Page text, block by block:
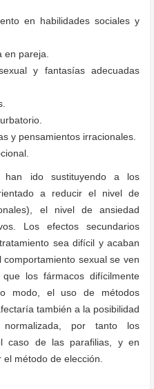
en habilidades sociales y
en pareja.
y fantasías adecuadas
y pensamientos irracionales.
han ido sustituyendo a los
a reducir el nivel de
el nivel de ansiedad
Los efectos secundarios
sea difícil y acaban
sexual se ven
los fármacos difícilmente
modo, el uso de métodos
también a la posibilidad
por tanto los
caso de las parafilias, y en
método de elección.